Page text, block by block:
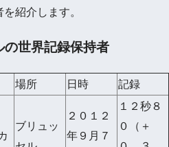
紹介します。
の世界記録保持者
場所 日時 記録
ブリュッ
２０１２
年９月７
１２秒８
０（＋